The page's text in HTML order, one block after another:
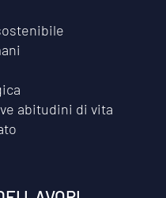
abitudini di vita